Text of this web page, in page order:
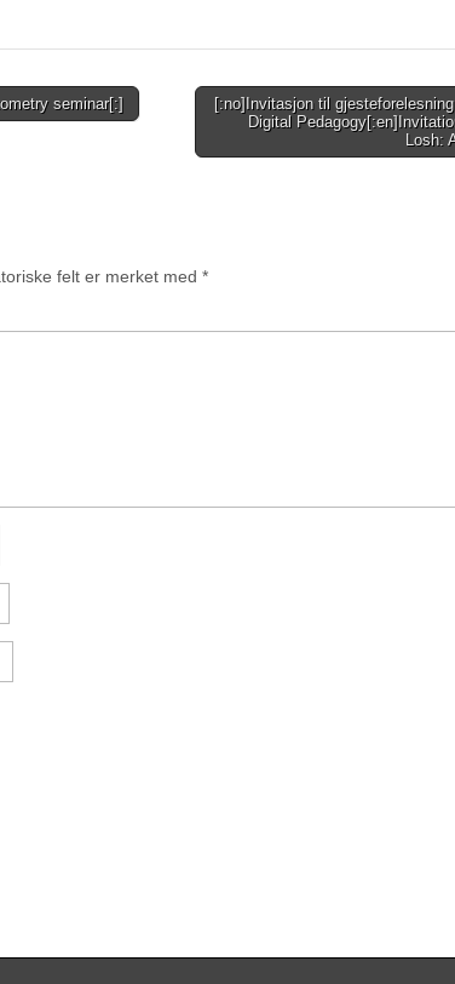
seminar[:]
[:no]Invitasjon til
Digital
Losh:
felt er merket med *